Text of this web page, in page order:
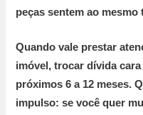
peças sentem ao mesmo
Quando vale prestar
imóvel, trocar dívida
próximos6 a 12 meses.
impulso: se você quer